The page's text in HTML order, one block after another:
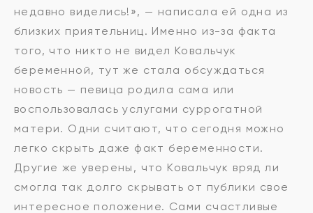
недавно виделись!», — написала ей одна из
близких приятельниц. Именно из-за факта
того, что никто не видел Ковальчук
беременной, тут же стала обсуждаться
новость — певица родила сама или
воспользовалась услугами суррогатной
матери. Одни считают, что сегодня можно
легко скрыть даже факт беременности.
Другие же уверены, что Ковальчук вряд ли
смогла так долго скрывать от публики свое
интересное положение. Сами счастливые